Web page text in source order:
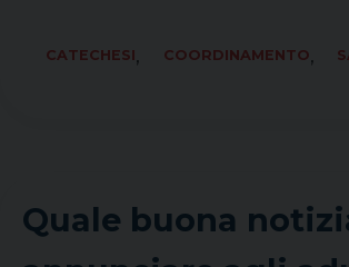
CATECHESI, COORDINAMENTO,
Quale buona